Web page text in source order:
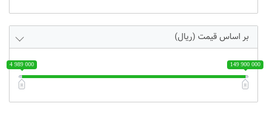
بر اساس قیمت (ریال)
4 989 000 149 900 000